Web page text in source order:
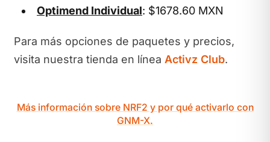
Optimend Individual: $1678.60 MXN
Para más opciones de paquetes y precios,
visita nuestra tienda en línea Activz Club.
Más información sobre NRF2 y por qué activarlo con
GNM-X.